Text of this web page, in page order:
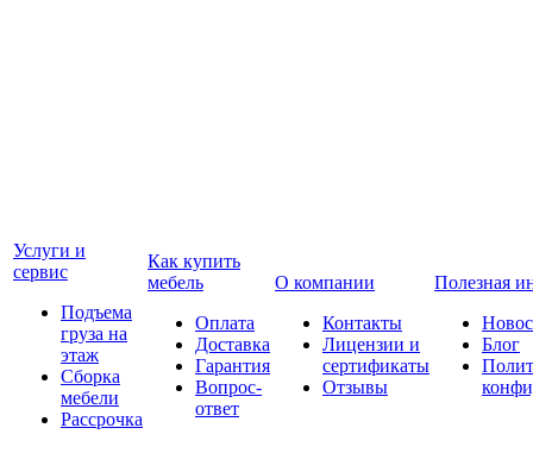
Услуги и
сервис
Подъема
груза на
этаж
Сборка
мебели
Рассрочка
Как купить
мебель
Оплата
Доставка
Гарантия
Вопрос-
ответ
О компании
Контакты
Лицензии и
сертификаты
Отзывы
Полезная
Блог